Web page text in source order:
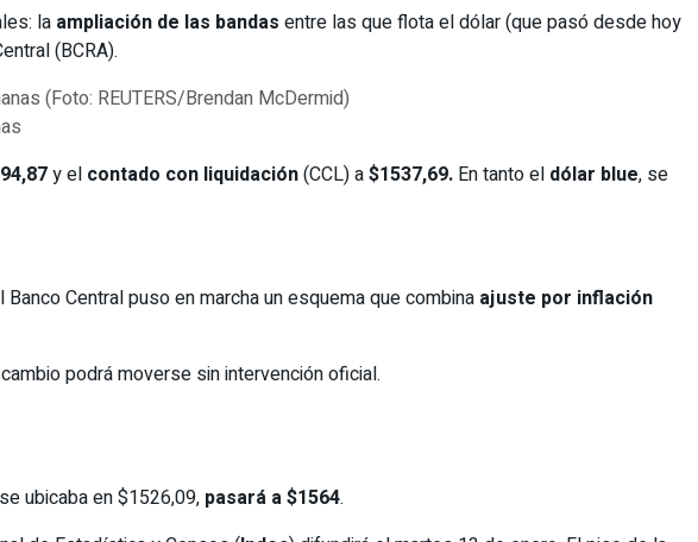
la ampliación de las bandas entre las que flota el dólar (que pasó desde hoy
(BCRA).
y el contado con liquidación(CCL) a$1537,69. En tanto el dólar blue, se
Banco Central puso en marcha un esquema que combina ajuste por inflación
podrá moverse sin intervención oficial.
ubicaba en $1526,09, pasará a $1564.